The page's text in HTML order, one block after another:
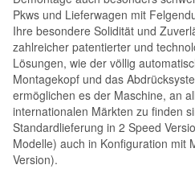
Pkws und Lieferwagen mit
Ihre besondere Solidität und
zahlreicher patentierter und
Lösungen, wie der völlig
Montagekopf und das
ermöglichen es der Maschine, an
internationalen Märkten zu ﬁnden
Standardlieferung in 2 Speed
Modelle) auch in Konﬁguration mit
Version).